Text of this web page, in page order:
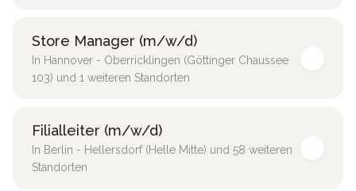
Store Manager (m/w/d)
In Hannover - Oberricklingen (Göttinger Chaussee
103) und 1 weiteren Standorten
Filialleiter (m/w/d)
In Berlin - Hellersdorf (Helle Mitte) und 58 weiteren
Standorten